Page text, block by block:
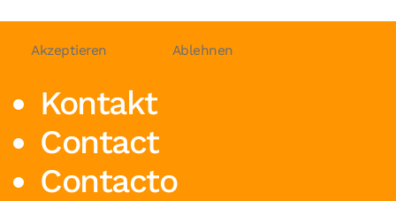
Kontakt
Contact
Contacto
Akzeptieren Ablehnen